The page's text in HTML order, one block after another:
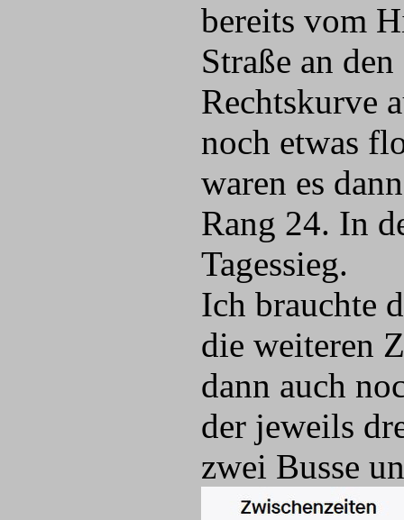
bereits vom
Straße an
Rechtskurve
noch etwas
waren es
Rang 24. In
Tagessieg.
Ich brauchte
die weiteren
dann auch
der jeweils
zwei Busse